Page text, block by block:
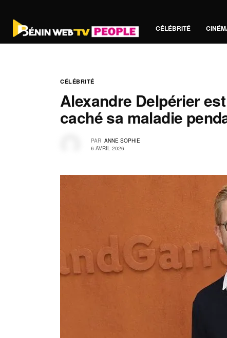
CÉLÉBRITÉ
CÉLÉBRITÉ
Alexandre Delpérier
caché sa maladie
PAR ANNE SOPHIE
6 AVRIL 2026